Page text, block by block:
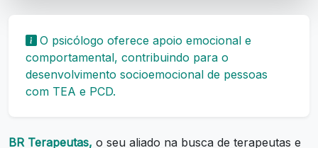
O psicólogo oferece apoio emocional e
comportamental, contribuindo para o
desenvolvimento socioemocional de pessoas
com TEA e PCD.
BR Terapeutas, o seu aliado na busca de terapeutas e